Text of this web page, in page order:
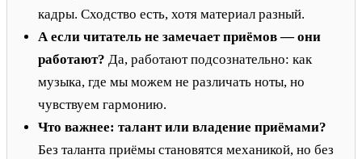
кадры. Сходство есть, хотя материал разный.
А если читатель не замечает приёмов — они
работают? Да, работают подсознательно: как
музыка, где мы можем не различать ноты, но
чувствуем гармонию.
Что важнее: талант или владение приёмами?
Без таланта приёмы становятся механикой, но без